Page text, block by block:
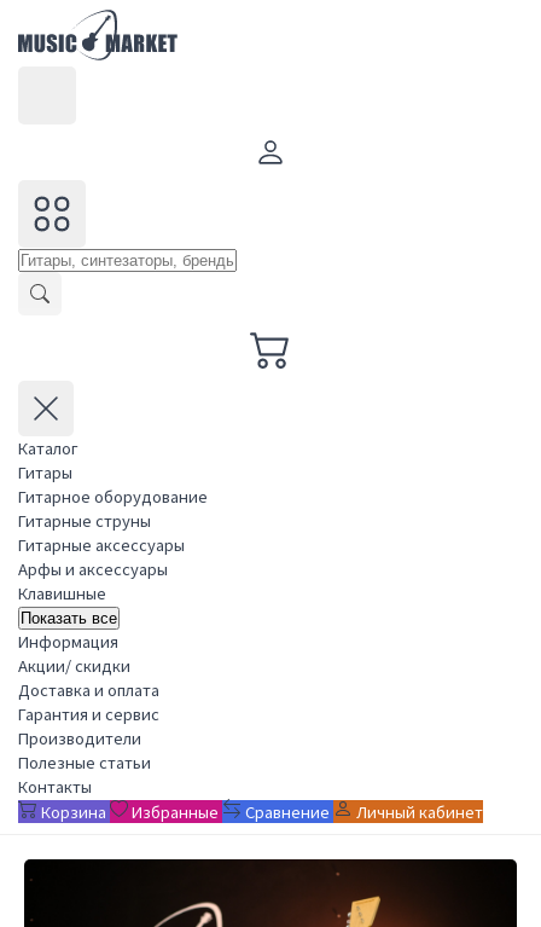
Каталог
Гитары
Гитарное оборудование
Гитарные струны
Гитарные аксессуары
Арфы и аксессуары
Клавишные
Показать все
Информация
Акции/ скидки
Доставка и оплата
Гарантия и сервис
Производители
Полезные статьи
Контакты
Корзина
Избранные Сравнение Личный кабинет